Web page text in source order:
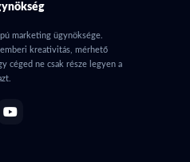
marketing ügynöksége.
kreativitás, mérhető
céged ne csak része legyen a